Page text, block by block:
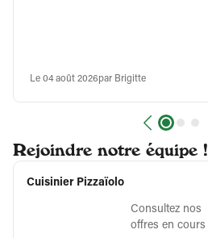
Le 04 août 2026par Brigitte
Rejoindre notre équipe !
Cuisinier Pizzaïolo
Consultez nos
offres en cours